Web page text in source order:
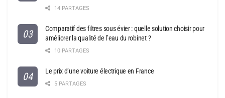
14 PARTAGES
Comparatif des filtres sous évier : quelle solution choisir pour
améliorer la qualité de l’eau du robinet ?
10 PARTAGES
Le prix d’une voiture électrique en France
5 PARTAGES